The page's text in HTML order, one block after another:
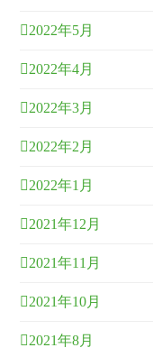
2022年5月
2022年4月
2022年3月
2022年2月
2022年1月
2021年12月
2021年11月
2021年10月
2021年8月